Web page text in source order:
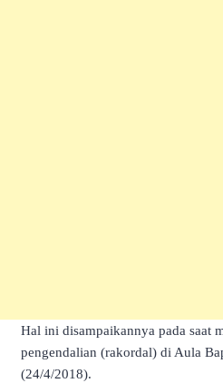
Hal ini disampaikannya pada saat
pengendalian (rakordal) di Aula
(24/4/2018).